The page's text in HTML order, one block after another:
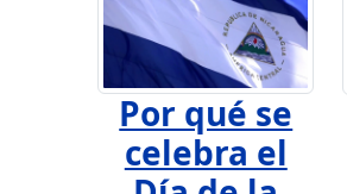
Por qué se
celebra el